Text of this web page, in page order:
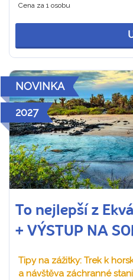
Cena za 1 osobu
NOVINKA
2027
To nejlepší z
+ VÝSTUP NA
Tipy na zážitky: Trek k
a návštěva záchranné